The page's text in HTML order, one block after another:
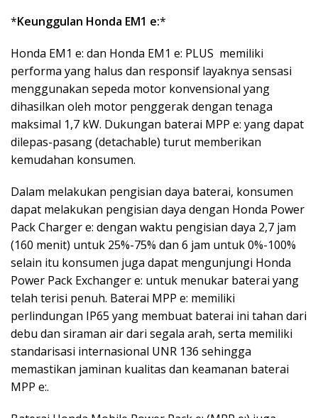
*Keunggulan Honda EM1 e:*
Honda EM1 e: dan Honda EM1 e: PLUS memiliki
performa yang halus dan responsif layaknya sensasi
menggunakan sepeda motor konvensional yang
dihasilkan oleh motor penggerak dengan tenaga
maksimal 1,7 kW. Dukungan baterai MPP e: yang dapat
dilepas-pasang (detachable) turut memberikan
kemudahan konsumen.
Dalam melakukan pengisian daya baterai, konsumen
dapat melakukan pengisian daya dengan Honda Power
Pack Charger e: dengan waktu pengisian daya 2,7 jam
(160 menit) untuk 25%-75% dan 6 jam untuk 0%-100%
selain itu konsumen juga dapat mengunjungi Honda
Power Pack Exchanger e: untuk menukar baterai yang
telah terisi penuh. Baterai MPP e: memiliki
perlindungan IP65 yang membuat baterai ini tahan dari
debu dan siraman air dari segala arah, serta memiliki
standarisasi internasional UNR 136 sehingga
memastikan jaminan kualitas dan keamanan baterai
MPP e:.